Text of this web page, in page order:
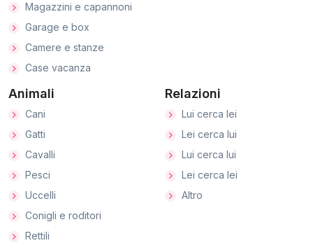
Magazzini e capannoni
Garage e box
Camere e stanze
Case vacanza
Animali
Cani
Gatti
Cavalli
Pesci
Uccelli
Conigli e roditori
Rettili
Relazioni
Lui cerca lei
Lei cerca lui
Lui cerca lui
Lei cerca lei
Altro